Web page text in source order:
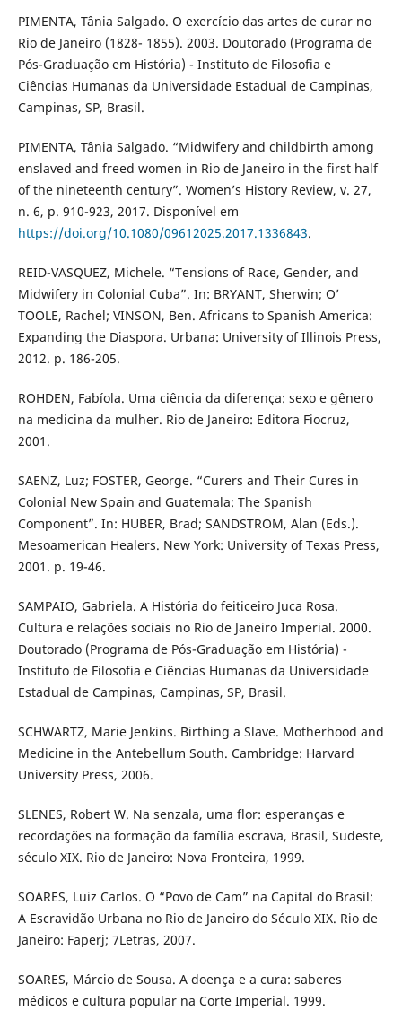
PIMENTA, Tânia Salgado. O exercício das artes de curar no
Rio de Janeiro (1828- 1855). 2003. Doutorado (Programa de
Pós-Graduação em História) - Instituto de Filosofia e
Ciências Humanas da Universidade Estadual de Campinas,
Campinas, SP, Brasil.
PIMENTA, Tânia Salgado. “Midwifery and childbirth among
enslaved and freed women in Rio de Janeiro in the first half
of the nineteenth century”. Women’s History Review, v. 27,
n. 6, p. 910-923, 2017. Disponível em
https://doi.org/10.1080/09612025.2017.1336843.
REID-VASQUEZ, Michele. “Tensions of Race, Gender, and
Midwifery in Colonial Cuba”. In: BRYANT, Sherwin; O’
TOOLE, Rachel; VINSON, Ben. Africans to Spanish America:
Expanding the Diaspora. Urbana: University of Illinois Press,
2012. p. 186-205.
ROHDEN, Fabíola. Uma ciência da diferença: sexo e gênero
na medicina da mulher. Rio de Janeiro: Editora Fiocruz,
2001.
SAENZ, Luz; FOSTER, George. “Curers and Their Cures in
Colonial New Spain and Guatemala: The Spanish
Component”. In: HUBER, Brad; SANDSTROM, Alan (Eds.).
Mesoamerican Healers. New York: University of Texas Press,
2001. p. 19-46.
SAMPAIO, Gabriela. A História do feiticeiro Juca Rosa.
Cultura e relações sociais no Rio de Janeiro Imperial. 2000.
Doutorado (Programa de Pós-Graduação em História) -
Instituto de Filosofia e Ciências Humanas da Universidade
Estadual de Campinas, Campinas, SP, Brasil.
SCHWARTZ, Marie Jenkins. Birthing a Slave. Motherhood and
Medicine in the Antebellum South. Cambridge: Harvard
University Press, 2006.
SLENES, Robert W. Na senzala, uma flor: esperanças e
recordações na formação da família escrava, Brasil, Sudeste,
século XIX. Rio de Janeiro: Nova Fronteira, 1999.
SOARES, Luiz Carlos. O “Povo de Cam” na Capital do Brasil:
A Escravidão Urbana no Rio de Janeiro do Século XIX. Rio de
Janeiro: Faperj; 7Letras, 2007.
SOARES, Márcio de Sousa. A doença e a cura: saberes
médicos e cultura popular na Corte Imperial. 1999.